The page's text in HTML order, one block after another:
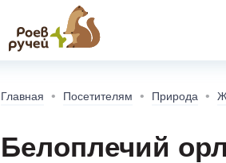
Главная Посетителям Природа
Белоплечий